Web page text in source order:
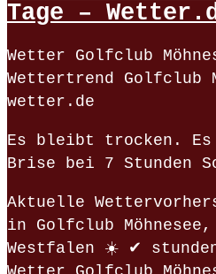
Tage –
Wetter Golfclub
Wettertrend Golfclub
wetter.de
Es bleibt trocken.
Brise bei 7 Stunden
Aktuelle
in Golfclub
Westfalen ☀️ ✔